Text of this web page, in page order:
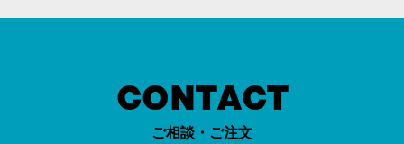
CONTACT
ご相談・ご注文